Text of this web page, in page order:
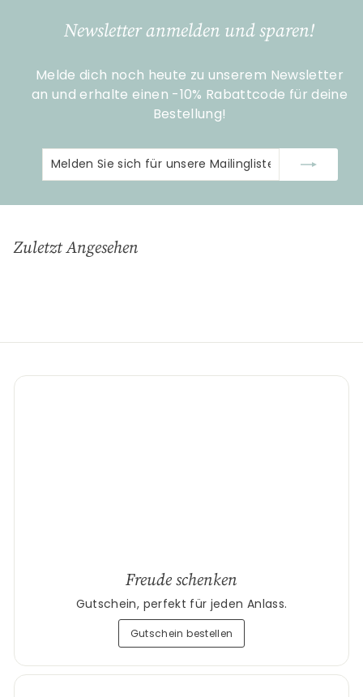
Newsletter anmelden und sparen!
Melde dich noch heute zu unserem Newsletter
an und erhalte einen -10% Rabattcode für deine
Bestellung!
Melden
Sie
für
Abonnieren
Zuletzt Angesehen
Freude schenken
Gutschein, perfekt für jeden Anlass.
Gutschein bestellen